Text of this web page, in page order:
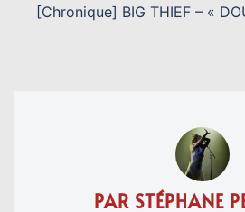
[Chronique] BIG THIEF – «
PAR STÉPHANE